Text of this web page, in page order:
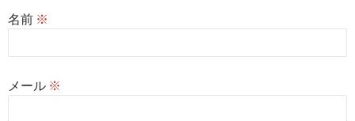
名前 ※
メール ※